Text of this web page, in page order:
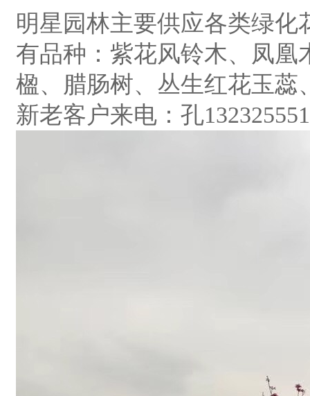
明星园林主要供应各类绿
有品种：紫花风铃木、凤凰
楹、腊肠树、丛生红花玉蕊
新老客户来电：孔